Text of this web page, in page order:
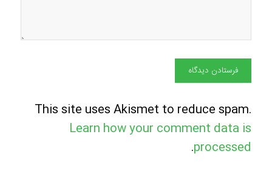
This site uses Akismet to reduce spam.
Learn how your comment data is
processed
.